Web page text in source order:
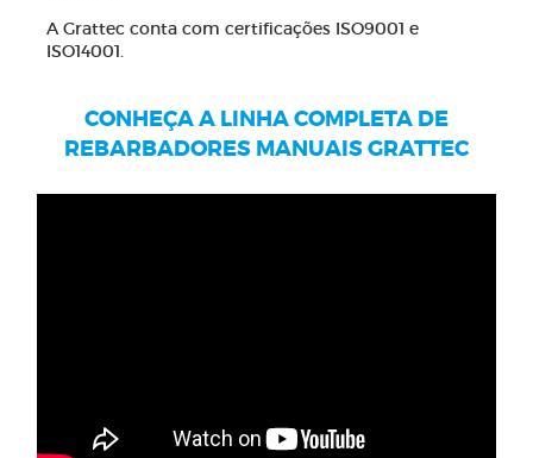
A Grattec conta com certificações ISO9001 e
ISO14001.
CONHEÇA A LINHA COMPLETA DE
REBARBADORES MANUAIS GRATTEC